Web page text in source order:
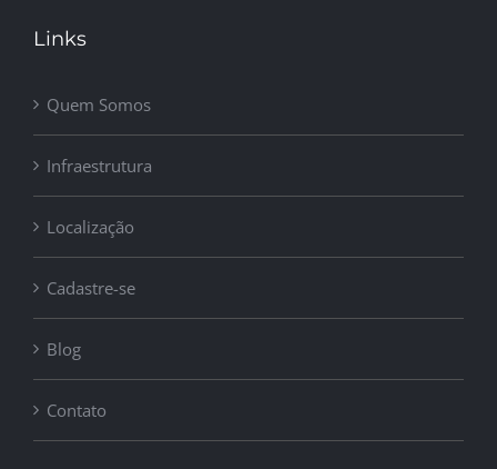
Links
Quem Somos
Infraestrutura
Localização
Cadastre-se
Blog
Contato